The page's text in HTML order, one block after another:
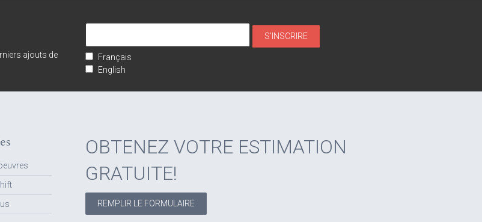
ajouts de
Français
English
OBTENEZ VOTRE ESTIMATION
GRATUITE!
REMPLIR LE FORMULAIRE